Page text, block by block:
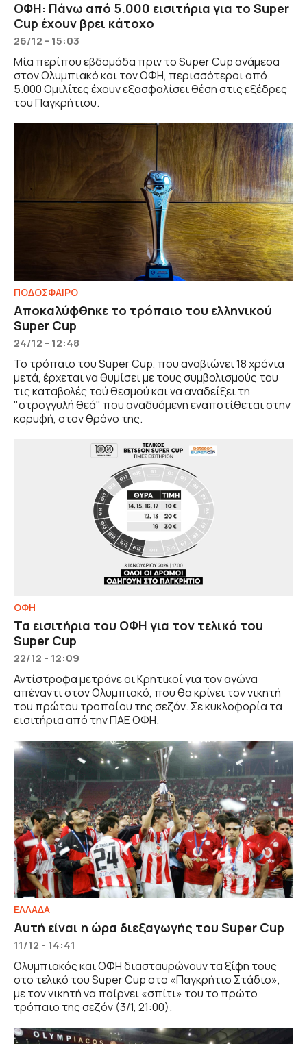
ΟΦΗ: Πάνω από 5.000 εισιτήρια για το Super
Cup έχουν βρει κάτοχο
26/12 - 15:03
Μία περίπου εβδομάδα πριν το Super Cup ανάμεσα
στον Ολυμπιακό και τον ΟΦΗ, περισσότεροι από
5.000 Ομιλίτες έχουν εξασφαλίσει θέση στις εξέδρες
του Παγκρήτιου.
ΠΟΔΟΣΦΑΙΡΟ
Αποκαλύφθηκε το τρόπαιο του ελληνικού
Super Cup
24/12 - 12:48
Το τρόπαιο του Super Cup, που αναβιώνει 18 χρόνια
μετά, έρχεται να θυμίσει με τους συμβολισμούς του
τις καταβολές τού θεσμού και να αναδείξει τη
"στρογγυλή θεά" που αναδυόμενη εναποτίθεται στην
κορυφή, στον θρόνο της.
ΟΦΗ
Τα εισιτήρια του ΟΦΗ για τον τελικό του
Super Cup
22/12 - 12:09
Αντίστροφα μετράνε οι Κρητικοί για τον αγώνα
απέναντι στον Ολυμπιακό, που θα κρίνει τον νικητή
του πρώτου τροπαίου της σεζόν. Σε κυκλοφορία τα
εισιτήρια από την ΠΑΕ ΟΦΗ.
ΕΛΛΑΔΑ
Αυτή είναι η ώρα διεξαγωγής του Super Cup
11/12 - 14:41
Ολυμπιακός και ΟΦΗ διασταυρώνουν τα ξίφη τους
στο τελικό του Super Cup στο «Παγκρήτιο Στάδιο»,
με τον νικητή να παίρνει «σπίτι» του το πρώτο
τρόπαιο της σεζόν (3/1, 21:00).